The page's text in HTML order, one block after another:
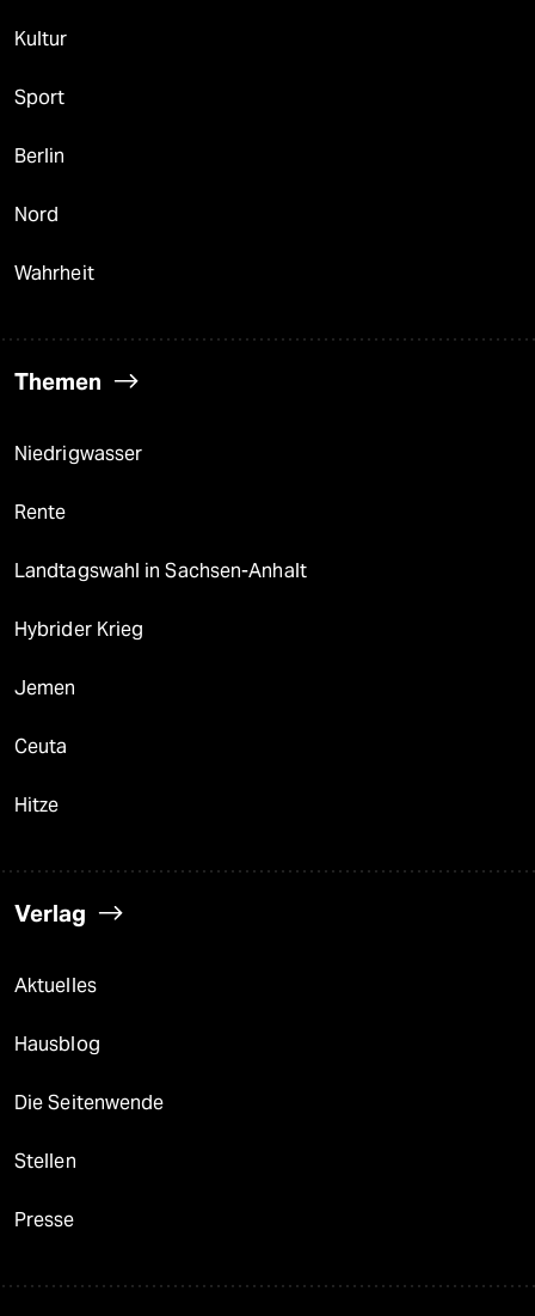
Kultur
Sport
Berlin
Nord
Wahrheit
Themen
Niedrigwasser
Rente
Landtagswahl in Sachsen-Anhalt
Hybrider Krieg
Jemen
Ceuta
Hitze
Verlag
Aktuelles
Hausblog
Die Seitenwende
Stellen
Presse